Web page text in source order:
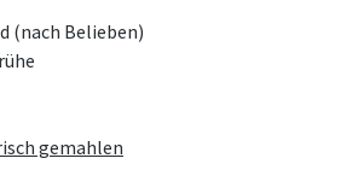
(nach Belieben)
gemahlen